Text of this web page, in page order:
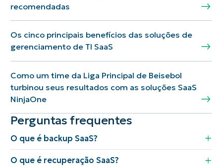
recomendadas
Os cinco principais benefícios das soluções de
gerenciamento de TI SaaS
Como um time da Liga Principal de Beisebol
turbinou seus resultados com as soluções SaaS
NinjaOne
Perguntas frequentes
O que é backup SaaS?
O que é recuperação SaaS?